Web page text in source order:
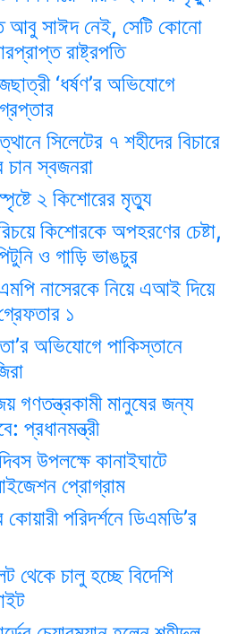
আবু সাঈদ নেই, সেটি কোনো
রাষ্ট্রপতি
‘ধর্ষণ’র অভিযোগে
সিলেটের ৭ শহীদের বিচারে
চান স্বজনরা
২ কিশোরের মৃত্যু
কিশোরকে অপহরণের চেষ্টা,
ও গাড়ি ভাঙচুর
নাসেরকে নিয়ে এআই দিয়ে
১
অভিযোগে পাকিস্তানে
গণতন্ত্রকামী মানুষের জন্য
প্রধানমন্ত্রী
উপলক্ষে কানাইঘাটে
প্রোগ্রাম
পরিদর্শনে ডিএমডি’র
থেকে চালু হচ্ছে বিদেশি